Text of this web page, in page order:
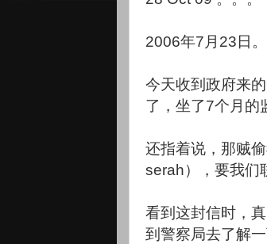
2006年7月23日。
今天收到政府来
了，坐了7个月的
还指着说，那贼
serah），要我们
看到这封信时，
到警察局去了解